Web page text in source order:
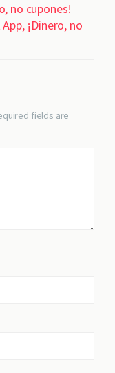
no cupones!
¡Dinero, no
fields are